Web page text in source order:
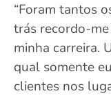
“Foram tantos
trás recordo-
minha carreira.
qual somente
clientes nos